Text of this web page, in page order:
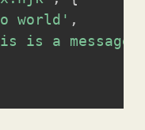
world' ,
is a message'